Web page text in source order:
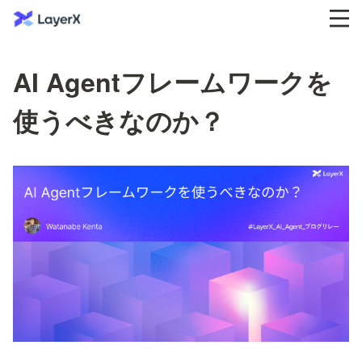
AI Agentフレームワークを
使うべきなのか？